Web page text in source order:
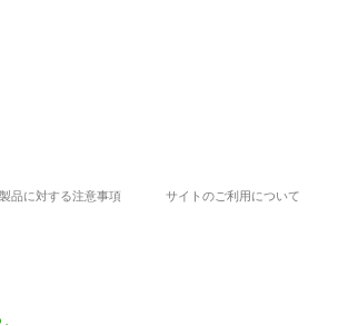
製品に対する注意事項 サイトのご利用について